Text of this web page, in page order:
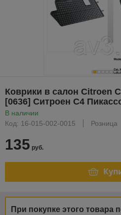
Коврики в салон Citroen
[0636] Ситроен С4
В наличии
Код: 16-015-002-0015
Розница
135 руб.
При покупке этого товара